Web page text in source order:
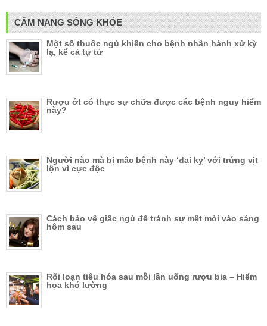
CẨM NANG SỐNG KHỎE
Một số thuốc ngủ khiến cho bệnh nhân hành xử kỳ
lạ, kể cả tự tử
Rượu ớt có thực sự chữa được các bệnh nguy hiểm
này?
Người nào mà bị mắc bệnh này ‘đại kỵ’ với trứng vịt
lộn vì cực độc
Cách bảo vệ giấc ngủ để tránh sự mệt mỏi vào sáng
hôm sau
Rối loạn tiêu hóa sau mỗi lần uống rượu bia – Hiểm
họa khó lường